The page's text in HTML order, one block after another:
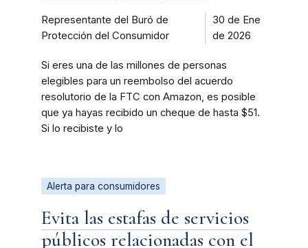
Representante del Buró de
Protección del Consumidor
30 de Ene
de 2026
Si eres una de las millones de personas
elegibles para un reembolso del acuerdo
resolutorio de la FTC con Amazon, es posible
que ya hayas recibido un cheque de hasta $51.
Si lo recibiste y lo
Alerta para consumidores
Evita las estafas de servicios
públicos relacionadas con el